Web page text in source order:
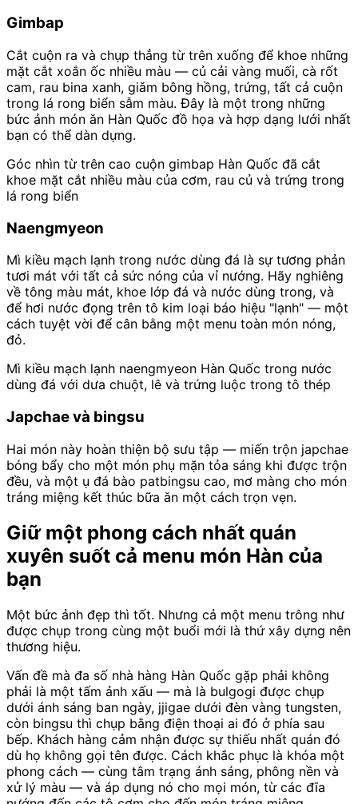
Gimbap
Cắt cuộn ra và chụp thẳng từ trên xuống để khoe những
mặt cắt xoắn ốc nhiều màu — củ cải vàng muối, cà rốt
cam, rau bina xanh, giăm bông hồng, trứng, tất cả cuộn
trong lá rong biển sẫm màu. Đây là một trong những
bức ảnh món ăn Hàn Quốc đồ họa và hợp dạng lưới nhất
bạn có thể dàn dựng.
Góc nhìn từ trên cao cuộn gimbap Hàn Quốc đã cắt
khoe mặt cắt nhiều màu của cơm, rau củ và trứng trong
lá rong biển
Naengmyeon
Mì kiều mạch lạnh trong nước dùng đá là sự tương phản
tươi mát với tất cả sức nóng của vỉ nướng. Hãy nghiêng
về tông màu mát, khoe lớp đá và nước dùng trong, và
để hơi nước đọng trên tô kim loại báo hiệu "lạnh" — một
cách tuyệt vời để cân bằng một menu toàn món nóng,
đỏ.
Mì kiều mạch lạnh naengmyeon Hàn Quốc trong nước
dùng đá với dưa chuột, lê và trứng luộc trong tô thép
Japchae và bingsu
Hai món này hoàn thiện bộ sưu tập — miến trộn japchae
bóng bẩy cho một món phụ mặn tỏa sáng khi được trộn
đều, và một ụ đá bào patbingsu cao, mơ màng cho món
tráng miệng kết thúc bữa ăn một cách trọn vẹn.
Giữ một phong cách nhất quán
xuyên suốt cả menu món Hàn của
bạn
Một bức ảnh đẹp thì tốt. Nhưng cả một menu trông như
được chụp trong cùng một buổi mới là thứ xây dựng nên
thương hiệu.
Vấn đề mà đa số nhà hàng Hàn Quốc gặp phải không
phải là một tấm ảnh xấu — mà là bulgogi được chụp
dưới ánh sáng ban ngày, jjigae dưới đèn vàng tungsten,
còn bingsu thì chụp bằng điện thoại ai đó ở phía sau
bếp. Khách hàng cảm nhận được sự thiếu nhất quán đó
dù họ không gọi tên được. Cách khắc phục là khóa một
phong cách — cùng tâm trạng ánh sáng, phông nền và
xử lý màu — và áp dụng nó cho mọi món, từ các đĩa